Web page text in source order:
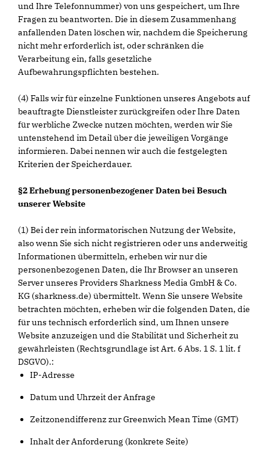
und Ihre Telefonnummer) von uns gespeichert, um Ihre
Fragen zu beantworten. Die in diesem Zusammenhang
anfallenden Daten löschen wir, nachdem die Speicherung
nicht mehr erforderlich ist, oder schränken die
Verarbeitung ein, falls gesetzliche
Aufbewahrungspflichten bestehen.
(4) Falls wir für einzelne Funktionen unseres Angebots auf
beauftragte Dienstleister zurückgreifen oder Ihre Daten
für werbliche Zwecke nutzen möchten, werden wir Sie
untenstehend im Detail über die jeweiligen Vorgänge
informieren. Dabei nennen wir auch die festgelegten
Kriterien der Speicherdauer.
§2 Erhebung personenbezogener Daten bei Besuch
unserer Website
(1) Bei der rein informatorischen Nutzung der Website,
also wenn Sie sich nicht registrieren oder uns anderweitig
Informationen übermitteln, erheben wir nur die
personenbezogenen Daten, die Ihr Browser an unseren
Server unseres Providers Sharkness Media GmbH & Co.
KG (sharkness.de) übermittelt. Wenn Sie unsere Website
betrachten möchten, erheben wir die folgenden Daten, die
für uns technisch erforderlich sind, um Ihnen unsere
Website anzuzeigen und die Stabilität und Sicherheit zu
gewährleisten (Rechtsgrundlage ist Art. 6 Abs. 1 S. 1 lit. f
DSGVO).:
IP-Adresse
Datum und Uhrzeit der Anfrage
Zeitzonendifferenz zur Greenwich Mean Time (GMT)
Inhalt der Anforderung (konkrete Seite)